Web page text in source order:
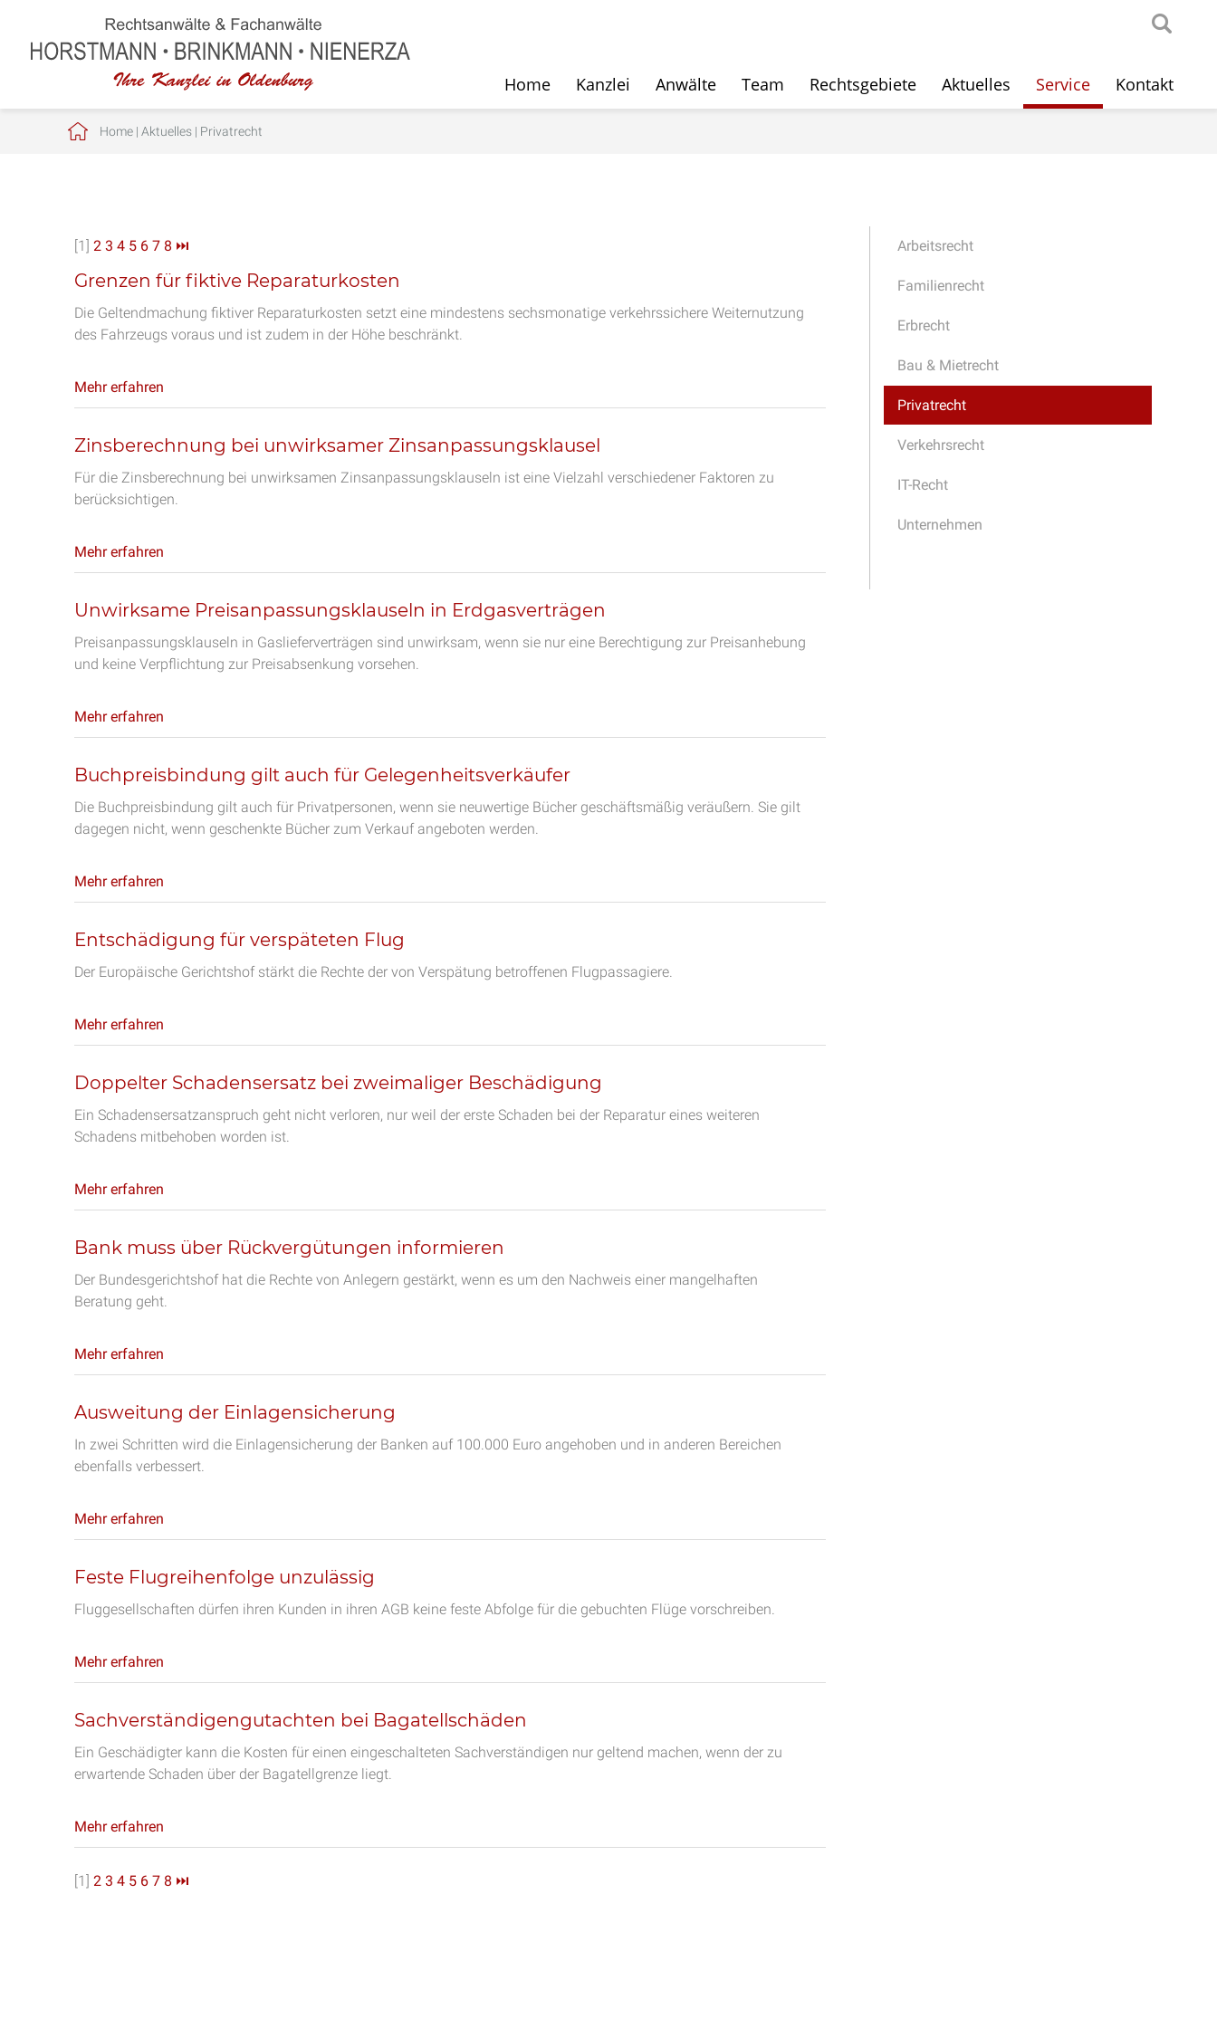
Home Kanzlei Anwälte Team Rechtsgebiete Aktuelles Service Kontakt
Home| Aktuelles| Privatrecht
Arbeitsrecht
Familienrecht
Erbrecht
Bau & Mietrecht
Privatrecht
Verkehrsrecht
IT-Recht
Unternehmen
[1] 2 3 4 5 6 7 8 ⏭
Grenzen für fiktive Reparaturkosten
Die Geltendmachung fiktiver Reparaturkosten setzt eine mindestens sechsmonatige verkehrssichere Weiternutzung
des Fahrzeugs voraus und ist zudem in der Höhe beschränkt.
Mehr erfahren
Zinsberechnung bei unwirksamer Zinsanpassungsklausel
Für die Zinsberechnung bei unwirksamen Zinsanpassungsklauseln ist eine Vielzahl verschiedener Faktoren zu
berücksichtigen.
Mehr erfahren
Unwirksame Preisanpassungsklauseln in Erdgasverträgen
Preisanpassungsklauseln in Gaslieferverträgen sind unwirksam, wenn sie nur eine Berechtigung zur Preisanhebung
und keine Verpflichtung zur Preisabsenkung vorsehen.
Mehr erfahren
Buchpreisbindung gilt auch für Gelegenheitsverkäufer
Die Buchpreisbindung gilt auch für Privatpersonen, wenn sie neuwertige Bücher geschäftsmäßig veräußern. Sie gilt
dagegen nicht, wenn geschenkte Bücher zum Verkauf angeboten werden.
Mehr erfahren
Entschädigung für verspäteten Flug
Der Europäische Gerichtshof stärkt die Rechte der von Verspätung betroffenen Flugpassagiere.
Mehr erfahren
Doppelter Schadensersatz bei zweimaliger Beschädigung
Ein Schadensersatzanspruch geht nicht verloren, nur weil der erste Schaden bei der Reparatur eines weiteren
Schadens mitbehoben worden ist.
Mehr erfahren
Bank muss über Rückvergütungen informieren
Der Bundesgerichtshof hat die Rechte von Anlegern gestärkt, wenn es um den Nachweis einer mangelhaften
Beratung geht.
Mehr erfahren
Ausweitung der Einlagensicherung
In zwei Schritten wird die Einlagensicherung der Banken auf 100.000 Euro angehoben und in anderen Bereichen
ebenfalls verbessert.
Mehr erfahren
Feste Flugreihenfolge unzulässig
Fluggesellschaften dürfen ihren Kunden in ihren AGB keine feste Abfolge für die gebuchten Flüge vorschreiben.
Mehr erfahren
Sachverständigengutachten bei Bagatellschäden
Ein Geschädigter kann die Kosten für einen eingeschalteten Sachverständigen nur geltend machen, wenn der zu
erwartende Schaden über der Bagatellgrenze liegt.
Mehr erfahren
[1] 2 3 4 5 6 7 8 ⏭